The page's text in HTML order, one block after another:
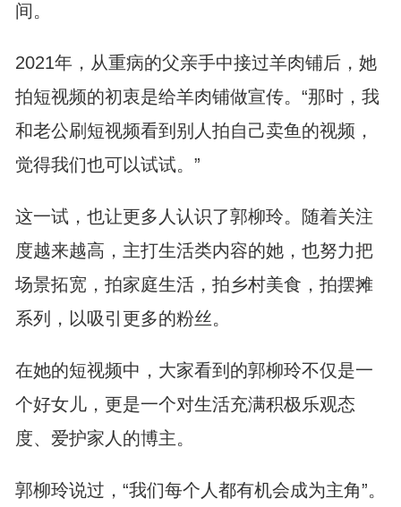
间。
2021年，从重病的父亲手中接过羊肉铺后，她
拍短视频的初衷是给羊肉铺做宣传。“那时，我
和老公刷短视频看到别人拍自己卖鱼的视频，
觉得我们也可以试试。”
这一试，也让更多人认识了郭柳玲。随着关注
度越来越高，主打生活类内容的她，也努力把
场景拓宽，拍家庭生活，拍乡村美食，拍摆摊
系列，以吸引更多的粉丝。
在她的短视频中，大家看到的郭柳玲不仅是一
个好女儿，更是一个对生活充满积极乐观态
度、爱护家人的博主。
郭柳玲说过，“我们每个人都有机会成为主角”。